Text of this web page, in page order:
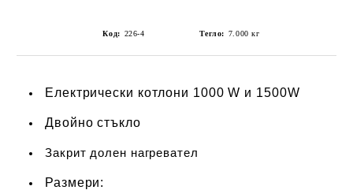
Код: 226-4 Тегло: 7.000 кг
Електрически котлони 1000 W и 1500W
Двойно стъкло
Закрит долен нагревател
Размери: